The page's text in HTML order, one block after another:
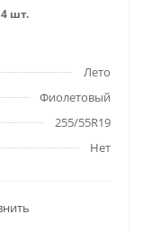
шт.
Лето
Фиолетовый
255/55R19
Нет